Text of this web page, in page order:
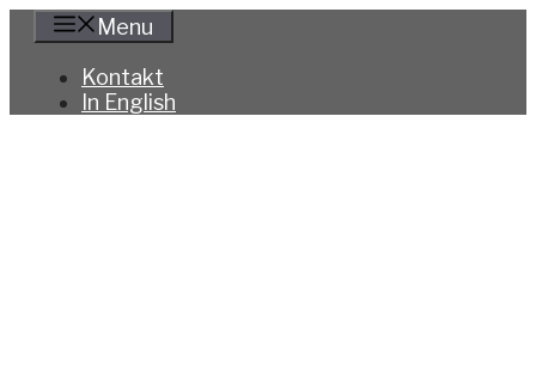
Hoppa
innehåll
Menu
Kontakt
In English